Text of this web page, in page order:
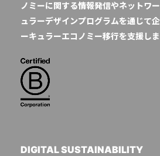
ノミーに関する情報発信やネットワ
ュラーデザインプログラムを通じて
ーキュラーエコノミー移行を支援しま
DIGITAL SUSTAINABILITY